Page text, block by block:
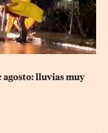
agosto: lluvias muy